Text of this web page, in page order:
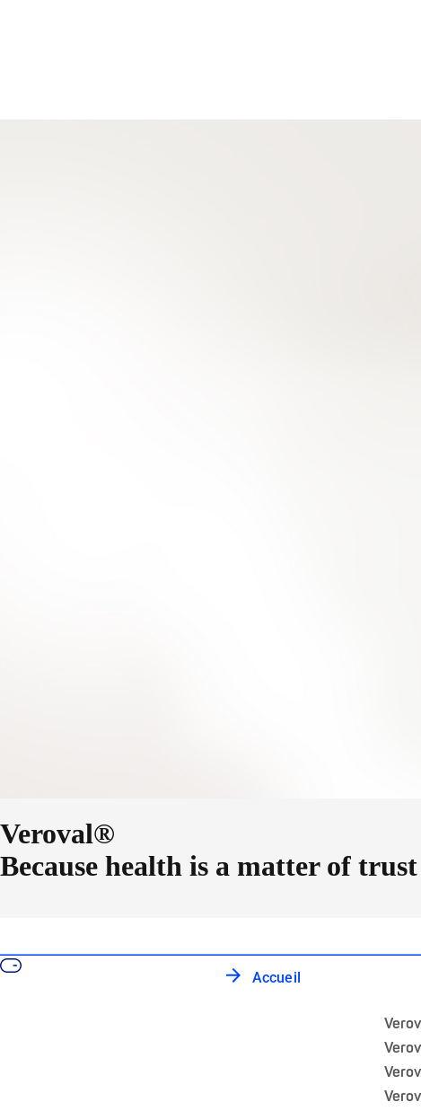
Veroval®
Because health is a matter of trust
Accueil